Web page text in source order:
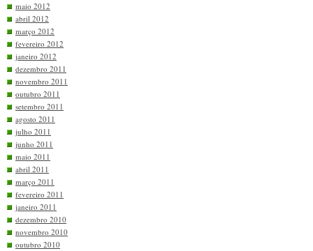
maio 2012
abril 2012
março 2012
fevereiro 2012
janeiro 2012
dezembro 2011
novembro 2011
outubro 2011
setembro 2011
agosto 2011
julho 2011
junho 2011
maio 2011
abril 2011
março 2011
fevereiro 2011
janeiro 2011
dezembro 2010
novembro 2010
outubro 2010